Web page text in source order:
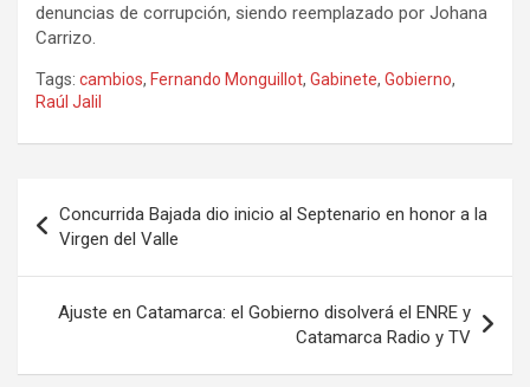
denuncias de corrupción, siendo reemplazado por Johana
Carrizo.
Tags: cambios, Fernando Monguillot, Gabinete, Gobierno,
Raúl Jalil
de
entradas
Concurrida Bajada dio inicio al Septenario en honor a la
Virgen del Valle
Ajuste en Catamarca: el Gobierno disolverá el ENRE y
Catamarca Radio y TV